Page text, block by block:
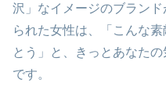
沢」なイメージのブラン
られた女性は、「こんな
とう」と、きっとあなた
です。